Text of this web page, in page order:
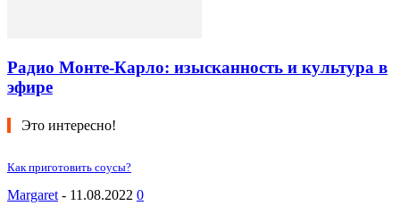
Радио Монте-Карло: изысканность и культура в
эфире
Это интересно!
Как приготовить соусы?
Margaret - 11.08.2022 0